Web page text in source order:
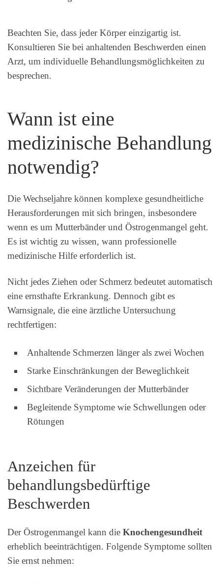
Beachten Sie, dass jeder Körper einzigartig ist.
Konsultieren Sie bei anhaltenden Beschwerden einen
Arzt, um individuelle Behandlungsmöglichkeiten zu
besprechen.
Wann ist eine
medizinische Behandlung
notwendig?
Die Wechseljahre können komplexe gesundheitliche
Herausforderungen mit sich bringen, insbesondere
wenn es um Mutterbänder und Östrogenmangel geht.
Es ist wichtig zu wissen, wann professionelle
medizinische Hilfe erforderlich ist.
Nicht jedes Ziehen oder Schmerz bedeutet automatisch
eine ernsthafte Erkrankung. Dennoch gibt es
Warnsignale, die eine ärztliche Untersuchung
rechtfertigen:
Anhaltende Schmerzen länger als zwei Wochen
Starke Einschränkungen der Beweglichkeit
Sichtbare Veränderungen der Mutterbänder
Begleitende Symptome wie Schwellungen oder
Rötungen
Anzeichen für
behandlungsbedürftige
Beschwerden
Der Östrogenmangel kann die Knochengesundheit
erheblich beeinträchtigen. Folgende Symptome sollten
Sie ernst nehmen: